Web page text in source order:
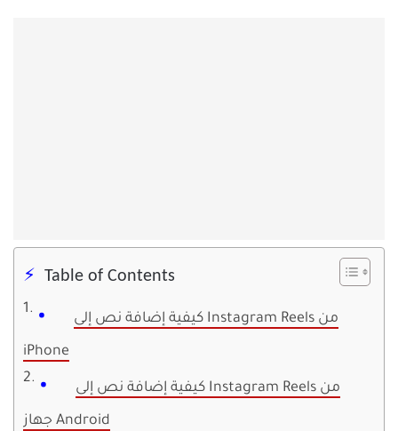
Table of Contents
كيفية إضافة نص إلى Instagram Reels من
iPhone
كيفية إضافة نص إلى Instagram Reels من
جهاز Android